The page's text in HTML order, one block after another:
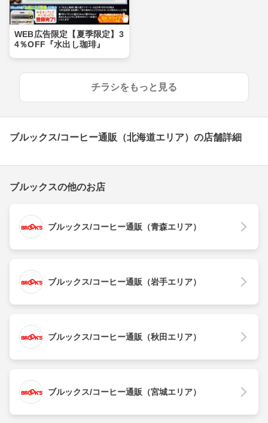
WEB広告限定【夏季限定】3
4％OFF『水出し珈琲』
チラシをもっと見る
ブルックス/コーヒー通販（北海道エリア）の店舗詳細
ブルックスの他のお店
ブルックス/コーヒー通販（青森エリア）
ブルックス/コーヒー通販（岩手エリア）
ブルックス/コーヒー通販（秋田エリア）
ブルックス/コーヒー通販（宮城エリア）